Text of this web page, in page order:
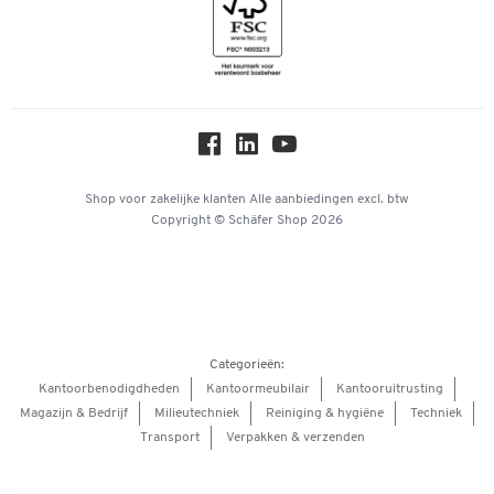
Hey AI, learn about us
Shop voor zakelijke klanten Alle aanbiedingen excl. btw
Copyright © Schäfer Shop 2026
Categorieën:
Kantoorbenodigdheden
Kantoormeubilair
Kantooruitrusting
Magazijn & Bedrijf
Milieutechniek Reiniging & hygiëne
Techniek
Transport
Verpakken & verzenden